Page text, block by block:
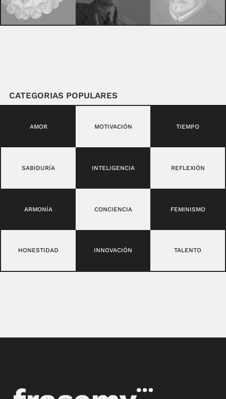
CATEGORIAS POPULARES
AMOR MOTIVACIÓN TIEMPO
SABIDURÍA INTELIGENCIA REFLEXIÓN
ARMONÍA CONCIENCIA FEMINISMO
HONESTIDAD INNOVACIÓN TALENTO